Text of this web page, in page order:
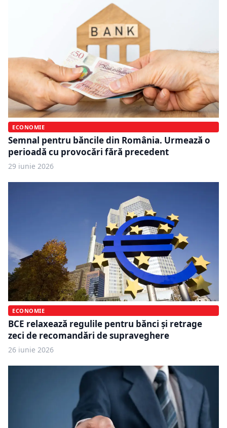
ECONOMIE
Semnal pentru băncile din România. Urmează o
perioadă cu provocări fără precedent
29 iunie 2026
ECONOMIE
BCE relaxează regulile pentru bănci și retrage
zeci de recomandări de supraveghere
26 iunie 2026